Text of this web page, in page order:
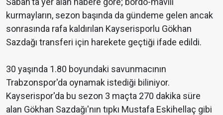
kurmayların, sezon başında da gündeme gelen ancak
sonrasında rafa kaldırılan Kayserisporlu Gökhan
Sazdağı transferi için harekete geçtiği ifade edildi.
30 yaşında 1.80 boyundaki savunmacının
Trabzonspor'da oynamak istediği biliniyor.
Kayserispor'da bu sezon 3 maçta 270 dakika süre
alan Gökhan Sazdağı'nın tıpkı Mustafa Eskihellaç gibi